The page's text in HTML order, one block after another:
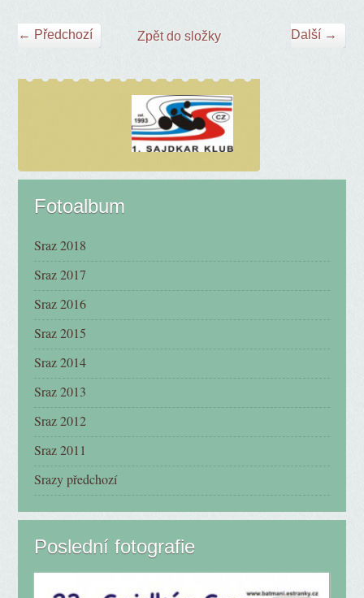
← Předchozí Další →
Zpět do složky
Fotoalbum
Sraz 2018
Sraz 2017
Sraz 2016
Sraz 2015
Sraz 2014
Sraz 2013
Sraz 2012
Sraz 2011
Srazy předchozí
Poslední fotografie